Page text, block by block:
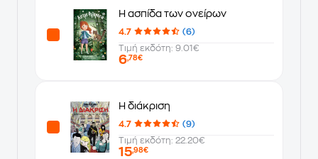
Η ασπίδα των ονείρων
4.7
(6)
Τιμή εκδότη: 9.01€
6,78€
Η διάκριση
4.7
(9)
Τιμή εκδότη: 22.20€
15,98€